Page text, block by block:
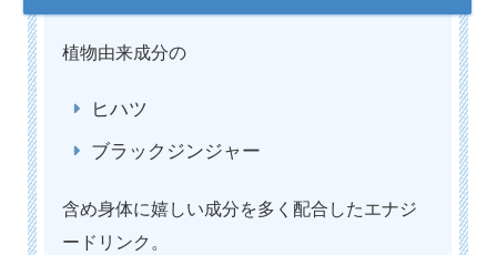
植物由来成分の
ヒハツ
ブラックジンジャー
含め身体に嬉しい成分を多く配合したエナジ
ードリンク。